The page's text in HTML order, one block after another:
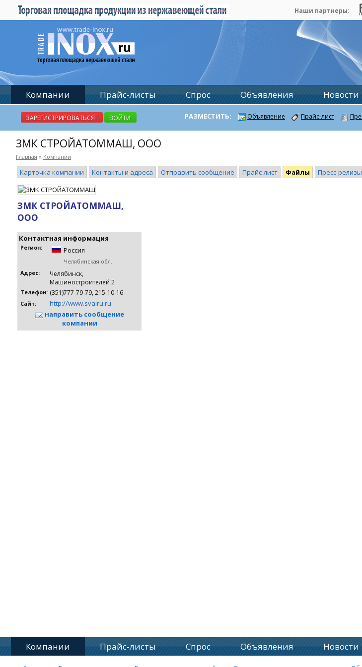
ЗМК СТРОЙАТОММАШ, ООО
Главная » Компании
Карточка компании Контакты и адреса Отправить сообщение Прайс-лист Файлы Пресс-релизы
ЗМК СТРОЙАТОММАШ,
ООО
Контактная информация
Регион: Россия
Челябинская обл.
Адрес:
Челябинск,
Машиностроителей 2
Телефон: (351)777-79-79, 215-10-16
Сайт:
http://www.svairu.ru
направить сообщение
компании
Наши партнеры:
Компании Прайс-листы Спрос Объявления Новости
ЗАРЕГИСТРИРОВАТЬСЯ ВОЙТИ РАЗМЕСТИТЬ: Объявление Прайс-лист
Компании Прайс-листы Спрос Объявления Новости